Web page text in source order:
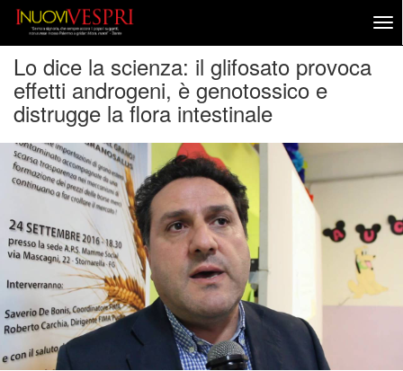
Lo dice la scienza: il glifosato provoca
effetti androgeni, è genotossico e
distrugge la flora intestinale